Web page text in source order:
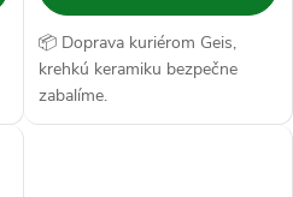
📦 Doprava kuriérom Geis,
krehkú keramiku bezpečne
zabalíme.